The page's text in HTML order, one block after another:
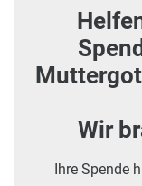
Wir
Ihre Spende